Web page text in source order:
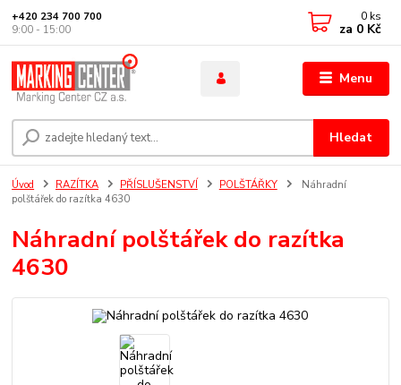
Menu
Hledat
+420 234 700 700
9:00 - 15:00
0 ks
za 0 Kč
Úvod RAZÍTKA PŘÍSLUŠENSTVÍ POLŠTÁŘKY
Náhradní
polštářek do razítka 4630
Náhradní polštářek do razítka
4630